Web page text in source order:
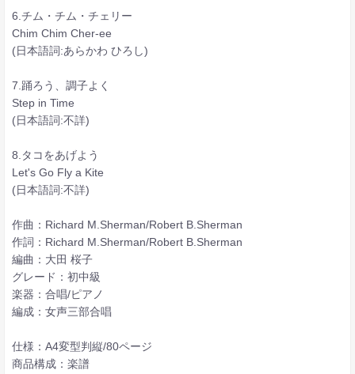
6.チム・チム・チェリー
Chim Chim Cher-ee
(日本語詞:あらかわ ひろし)
7.踊ろう、調子よく
Step in Time
(日本語詞:不詳)
8.タコをあげよう
Let's Go Fly a Kite
(日本語詞:不詳)
作曲：Richard M.Sherman/Robert B.Sherman
作詞：Richard M.Sherman/Robert B.Sherman
編曲：大田 桜子
グレード：初中級
楽器：合唱/ピアノ
編成：女声三部合唱
仕様：A4変型判縦/80ページ
商品構成：楽譜